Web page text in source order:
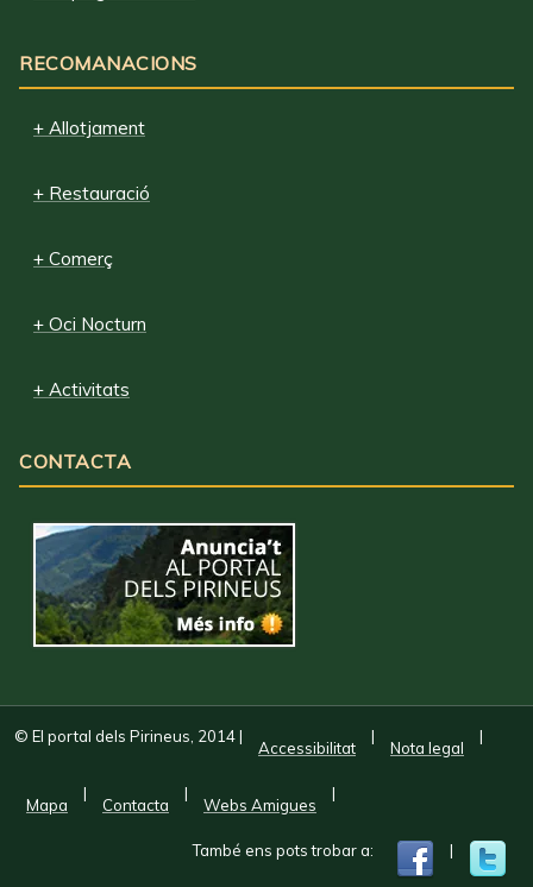
RECOMANACIONS
+ Allotjament
+ Restauració
+ Comerç
+ Oci Nocturn
+ Activitats
CONTACTA
© El portal dels Pirineus, 2014|
Accessibilitat
|
Nota legal
|
Mapa
|
Contacta
|
Webs Amigues
|
També ens pots trobar a: |